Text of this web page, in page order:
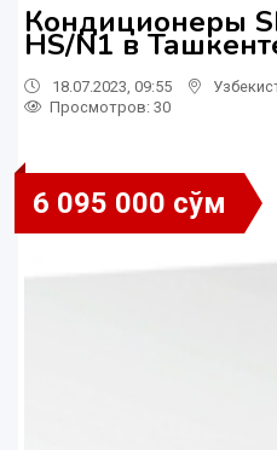
Кондиционеры
HS/N1 в
18.07.2023, 09:55
Просмотров: 30
6 095 000 сўм